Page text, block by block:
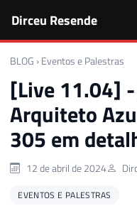
Dirceu Resende
BLOG › Eventos e Palestras
[Live 11.04]
Arquiteto
305 em
12 de abril de 2024
EVENTOS E PALESTRAS